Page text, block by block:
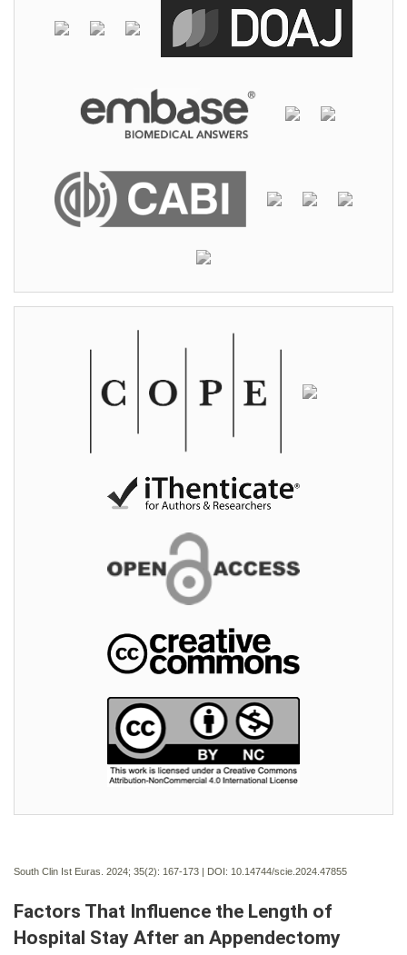
South Clin Ist Euras. 2024; 35(2): 167-173 | DOI: 10.14744/scie.2024.47855
Factors That Influence the Length of
Hospital Stay After an Appendectomy